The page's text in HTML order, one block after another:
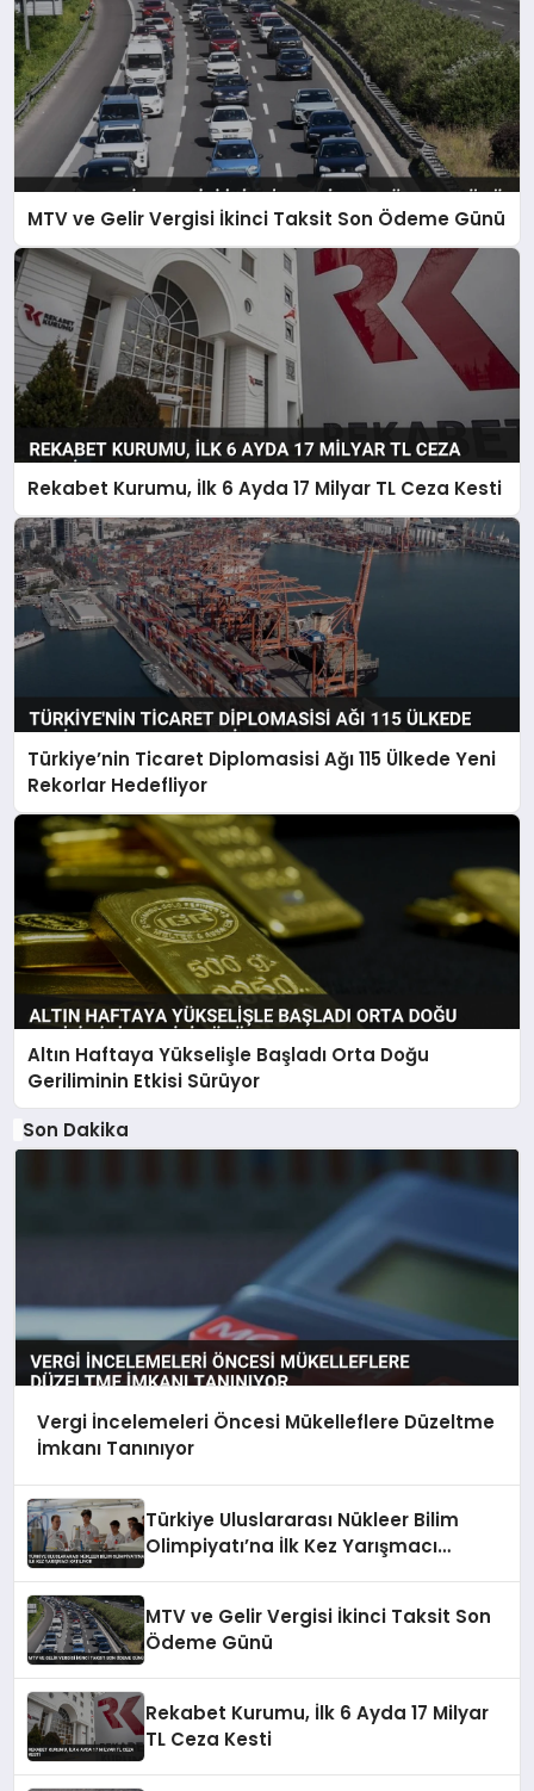
MTV ve Gelir Vergisi İkinci Taksit Son Ödeme Günü
Rekabet Kurumu, İlk 6 Ayda 17 Milyar TL Ceza Kesti
Türkiye’nin Ticaret Diplomasisi Ağı 115 Ülkede Yeni
Rekorlar Hedefliyor
Altın Haftaya Yükselişle Başladı Orta Doğu
Geriliminin Etkisi Sürüyor
Son Dakika
Vergi İncelemeleri Öncesi Mükelleflere Düzeltme
İmkanı Tanınıyor
Türkiye Uluslararası Nükleer Bilim
Olimpiyatı’na İlk Kez Yarışmacı
MTV ve Gelir Vergisi İkinci Taksit Son
Ödeme Günü
Rekabet Kurumu, İlk 6 Ayda 17 Milyar
TL Ceza Kesti